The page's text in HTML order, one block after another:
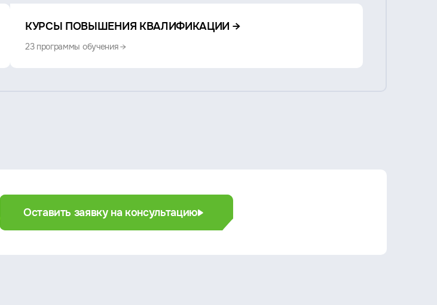
КУРСЫ ПОВЫШЕНИЯ КВАЛИФИКАЦИИ →
23 программы обучения →
Оставить заявку на консультацию